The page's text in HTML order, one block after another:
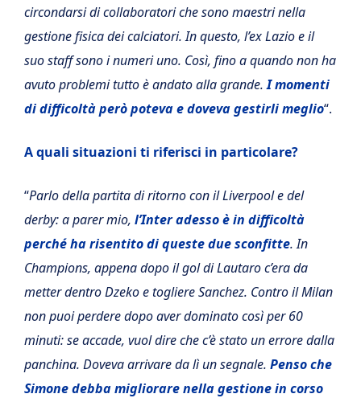
circondarsi di collaboratori che sono maestri nella
gestione fisica dei calciatori. In questo, l’ex Lazio e il
suo staff sono i numeri uno. Così, fino a quando non ha
avuto problemi tutto è andato alla grande.I momenti
di difficoltà però poteva e doveva gestirli meglio“.
A quali situazioni ti riferisci in particolare?
“Parlo della partita di ritorno con il Liverpool e del
derby: a parer mio, l’Inter adesso è in difficoltà
perché ha risentito di queste due sconfitte. In
Champions, appena dopo il gol di Lautaro c’era da
metter dentro Dzeko e togliere Sanchez. Contro il Milan
non puoi perdere dopo aver dominato così per 60
minuti: se accade, vuol dire che c’è stato un errore dalla
panchina. Doveva arrivare da lì un segnale. Penso che
Simone debba migliorare nella gestione in corso